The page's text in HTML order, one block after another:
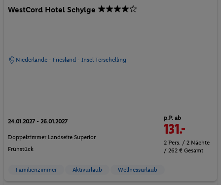
WestCord Hotel Schylge
Niederlande - Friesland - Insel Terschelling
24.01.2027 - 26.01.2027
Doppelzimmer Landseite Superior
Frühstück
p.P. ab
131.-
2 Pers. / 2 Nächte
/ 262 € Gesamt
Familienzimmer Aktivurlaub Wellnessurlaub